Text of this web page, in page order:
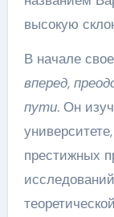
высокую
В начале
вперед,
пути.Он
престижных